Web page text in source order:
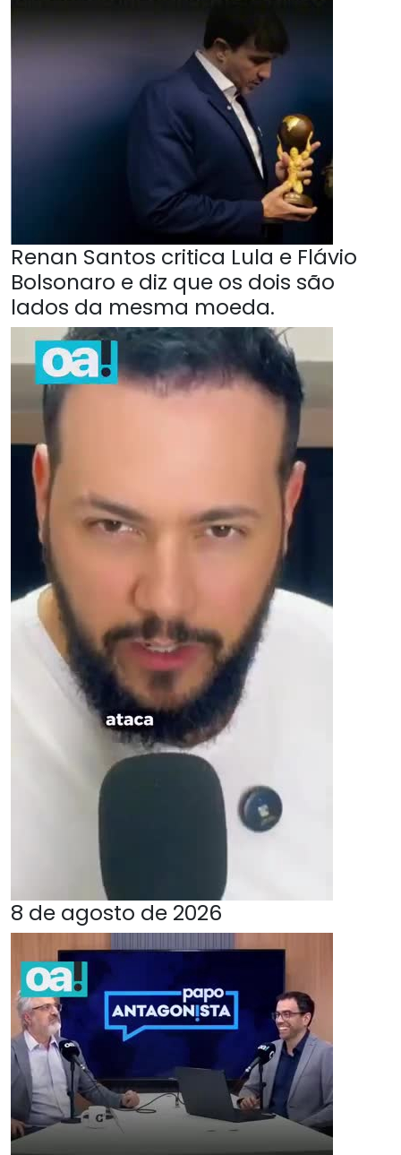
Renan Santos critica Lula e Flávio
Bolsonaro e diz que os dois são
lados da mesma moeda.
8 de agosto de 2026